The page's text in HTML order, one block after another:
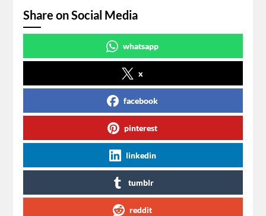
Share on Social Media
whatsapp
x
facebook
pinterest
linkedin
tumblr
reddit